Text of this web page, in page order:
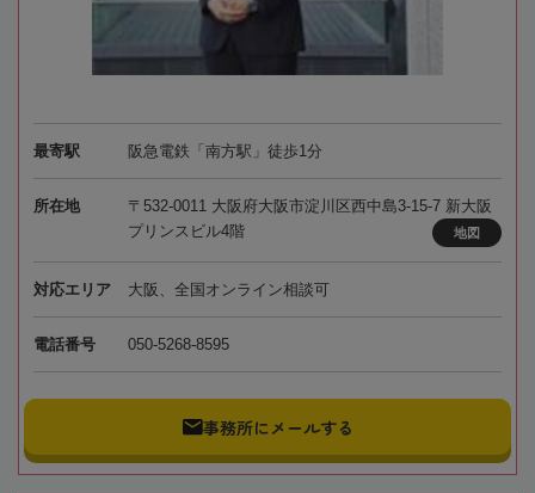
最寄駅 阪急電鉄「南方駅」徒歩1分
所在地
〒532-0011 大阪府大阪市淀川区西中島3-15-7 新大阪
プリンスビル4階
地図
対応エリア 大阪、全国オンライン相談可
電話番号 050-5268-8595
事務所にメールする